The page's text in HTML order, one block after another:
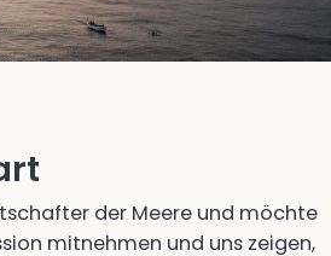
der Meere und möchte
mitnehmen und uns zeigen,